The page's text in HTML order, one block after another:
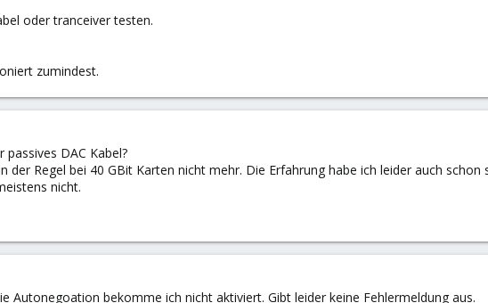
oder tranceiver testen.
zumindest.
DAC Kabel?
der Regel bei 40 GBit Karten nicht mehr. Die Erfahrung habe ich leider auch
nicht.
Autonegoation bekomme ich nicht aktiviert. Gibt leider keine Fehlermeldung aus.